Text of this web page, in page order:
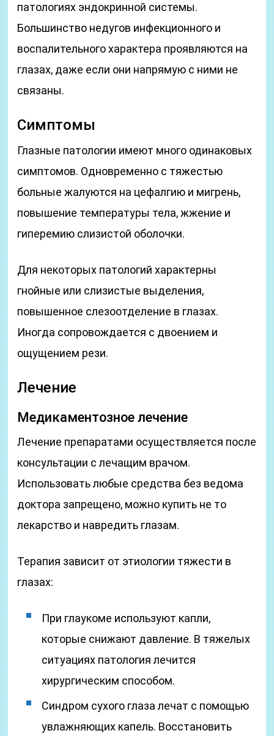
патологиях эндокринной системы.
Большинство недугов инфекционного и
воспалительного характера проявляются на
глазах, даже если они напрямую с ними не
связаны.
Симптомы
Глазные патологии имеют много одинаковых
симптомов. Одновременно с тяжестью
больные жалуются на цефалгию и мигрень,
повышение температуры тела, жжение и
гиперемию слизистой оболочки.
Для некоторых патологий характерны
гнойные или слизистые выделения,
повышенное слезоотделение в глазах.
Иногда сопровождается с двоением и
ощущением рези.
Лечение
Медикаментозное лечение
Лечение препаратами осуществляется после
консультации с лечащим врачом.
Использовать любые средства без ведома
доктора запрещено, можно купить не то
лекарство и навредить глазам.
Терапия зависит от этиологии тяжести в
глазах:
При глаукоме используют капли,
которые снижают давление. В тяжелых
ситуациях патология лечится
хирургическим способом.
Синдром сухого глаза лечат с помощью
увлажняющих капель. Восстановить